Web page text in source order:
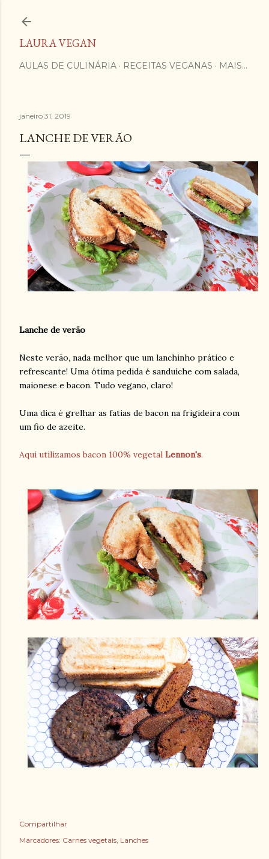
LAURA VEGAN
AULAS DE CULINÁRIA RECEITAS VEGANAS MAIS…
janeiro 31, 2019
LANCHE DE VERÃO
Lanche de verão
Neste verão, nada melhor que um lanchinho prático e
refrescante! Uma ótima pedida é sanduíche com salada,
maionese e bacon. Tudo vegano, claro!
Uma dica é grelhar as fatias de bacon na frigideira com
um fio de azeite.
Aqui utilizamos bacon 100% vegetal Lennon's.
Compartilhar
Marcadores: Carnes vegetais Lanches